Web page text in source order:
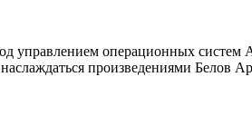
управлением операционных систем
произведениями Белов